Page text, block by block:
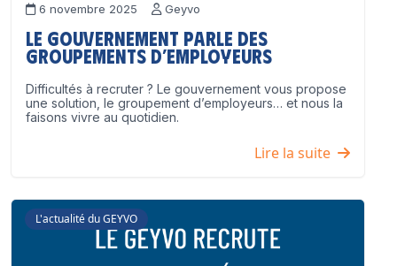
6 novembre 2025 Geyvo
Le Gouvernement parle des
groupements d’employeurs
Difficultés à recruter ? Le gouvernement vous propose
une solution, le groupement d’employeurs… et nous la
faisons vivre au quotidien.
Lire la suite
L'actualité du GEYVO